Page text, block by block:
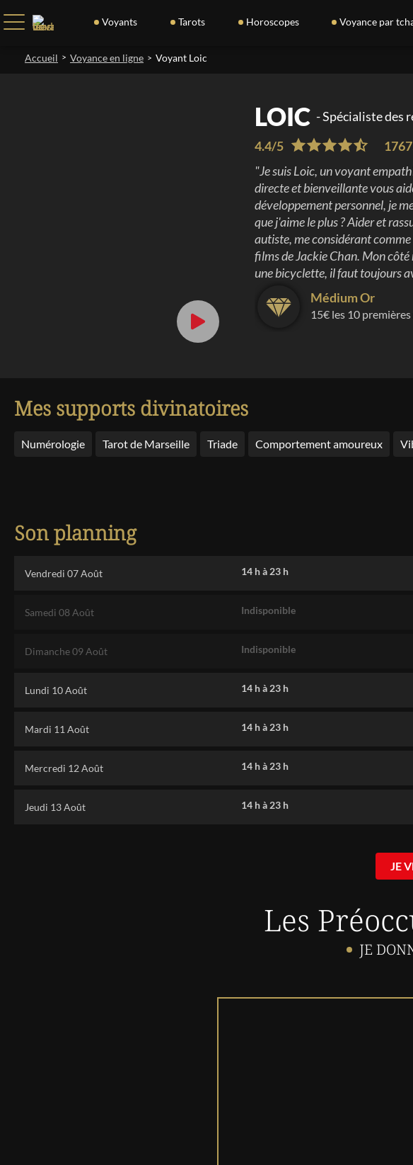
Voyants Tarots Horoscopes Voyance par
Accueil > Voyance en ligne > Voyant Loic
LOIC -Spécialiste des
4.4/5
"Je suis Loic, un voyant
directe et bienveillante vous
développement personnel, je
que j'aime le plus ? Aider et
autiste, me considérant
films de Jackie Chan. Mon
une bicyclette, il faut toujours
Médium Or
15€ les 10
Mes supports divinatoires
Numérologie Tarot de Marseille Triade Comportement amoureux
Son planning
Vendredi 07 Août 14 hà 23 h
Samedi 08 Août Indisponible
Dimanche 09 Août Indisponible
Lundi 10 Août 14 hà 23 h
Mardi 11 Août 14 hà 23 h
Mercredi 12 Août 14 hà 23 h
Jeudi 13 Août 14 hà 23 h
JE
Les
JE